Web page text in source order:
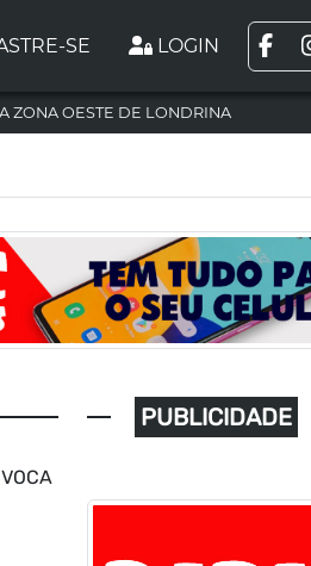
SE LOGIN
ZONA OESTE DE LONDRINA
PUBLICIDADE